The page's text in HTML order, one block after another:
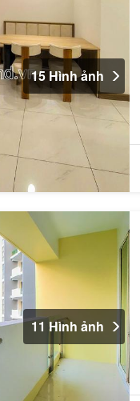
15 Hình ảnh
11 Hình ảnh